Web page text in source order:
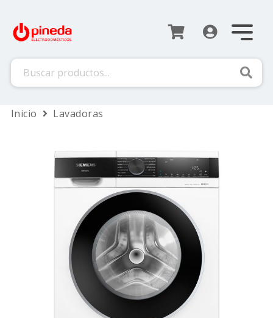
Inicio
 Lavadoras